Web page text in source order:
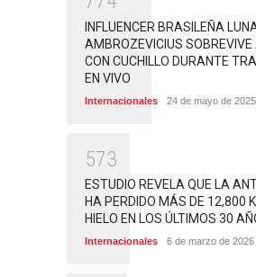
INFLUENCER BRASILEÑA
AMBROZEVICIUS SOBREVIVE
CON CUCHILLO DURANTE
EN VIVO
Internacionales 24 de mayo de 2025
573
ESTUDIO REVELA QUE LA
HA PERDIDO MÁS DE 12,800
HIELO EN LOS ÚLTIMOS 30
Internacionales 6 de marzo de 2026